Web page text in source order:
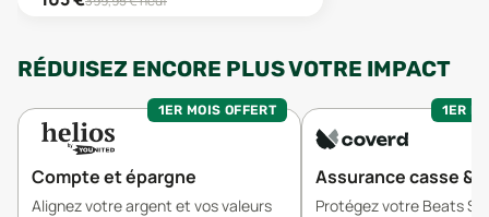
RÉDUISEZ ENCORE PLUS VOTRE IMPACT
1ER MOIS OFFERT
Compte et épargne
Alignez votre argent et vos valeurs
1ER
Assurance casse &
Protégez votre Beats